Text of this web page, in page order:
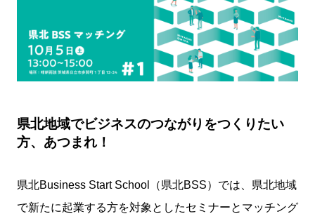
県北地域でビジネスのつながりをつくりたい
方、あつまれ！
県北Business Start School（県北BSS）では、県北地域
で新たに起業する方を対象としたセミナーとマッチング